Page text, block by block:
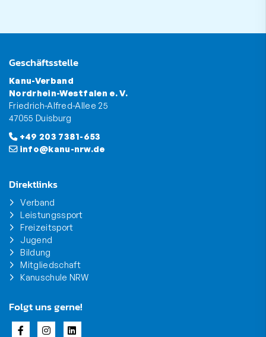
Geschäftsstelle
Kanu-Verband
Nordrhein-Westfalen e. V.
Friedrich-Alfred-Allee 25
47055 Duisburg
+49 203 7381-653
info@kanu-nrw.de
Direktlinks
Verband
Leistungssport
Freizeitsport
Jugend
Bildung
Mitgliedschaft
Kanuschule NRW
Folgt uns gerne!